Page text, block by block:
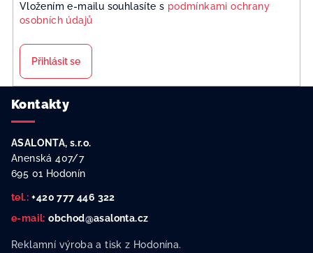
Vložením e-mailu souhlasíte s podmínkami ochrany
osobních údajů
Přihlásit se
Kontakty
ASALONTA, s.r.o.
Anenská 407/7
695 01 Hodonín
tel.: +420 777 446 322
e-mail: obchod@asalonta.cz
Reklamní výroba a tisk z Hodonína.